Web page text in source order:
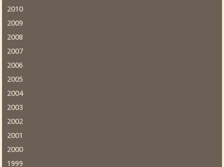
2010
2009
2008
2007
2006
2005
2004
2003
2002
2001
2000
1999